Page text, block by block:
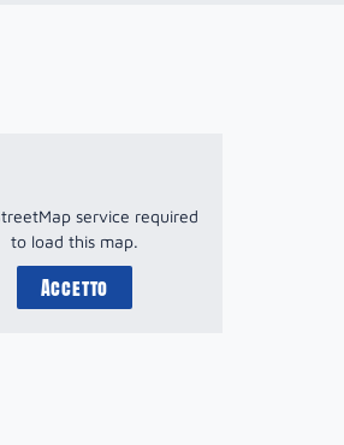
service required
to load this map.
Accetto